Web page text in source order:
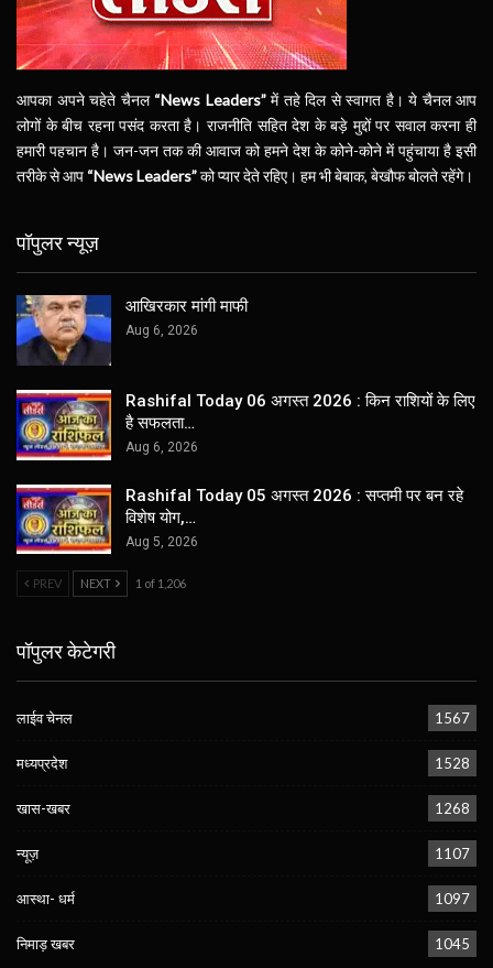
आपका अपने चहेते चैनल “News Leaders”में तहे दिल से स्वागत है। ये चैनल आप
लोगों के बीच रहना पसंद करता है। राजनीति सहित देश के बड़े मुद्दों पर सवाल करना ही
हमारी पहचान है। जन-जन तक की आवाज को हमने देश के कोने-कोने में पहुंचाया है इसी
तरीके से आप “News Leaders”को प्यार देते रहिए। हम भी बेबाक, बेखौफ बोलते रहेंगे।
पॉपुलर न्यूज़
आखिरकार मांगी माफी
Aug 6, 2026
Rashifal Today 06 अगस्त 2026 : किन राशियों के लिए
है सफलता…
Aug 6, 2026
Rashifal Today 05 अगस्त 2026 : सप्तमी पर बन रहे
विशेष योग,…
Aug 5, 2026
PREV NEXT 1 of 1,206
पॉपुलर केटेगरी
लाईव चेनल 1567
मध्यप्रदेश 1528
खास-खबर 1268
न्यूज़ 1107
आस्था- धर्म 1097
निमाड़ खबर 1045